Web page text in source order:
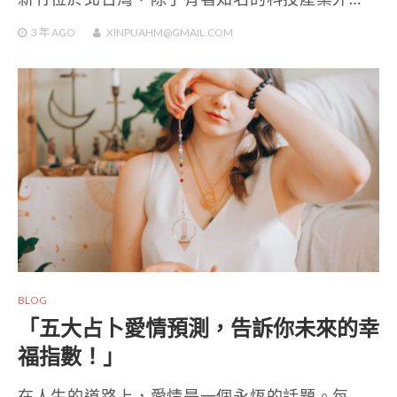
3 年 AGO XINPUAHM@GMAIL.COM
BLOG
「五大占卜愛情預測，告訴你未來的幸
福指數！」